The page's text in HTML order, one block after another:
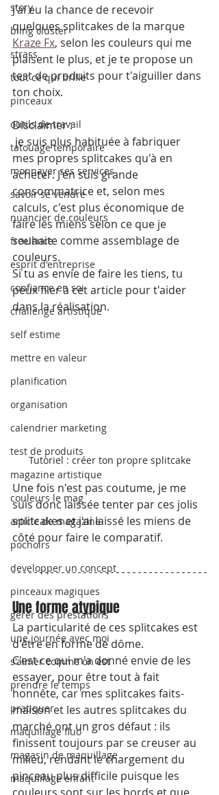
story
bling cluster
strass
tout ce qui brille
pinceaux
outils de travail
tatouage temporaire
monnayer ses services
savoir se vendre
nuancier de couleurs
freelance
esprit d'entreprise
confiance en soi
challenge artistique
self estime
mettre en valeur
planification
organisation
calendrier marketing
test de produits
magazine artistique
couleurs le mag
article de magazine
pochoirs
developper un concept
pinceaux magiques
gérer des prestations
une journée avec moi
s'aimer comme on est
prendre le temps
pratiquer
maquillage fluo
magasin de maquillage
maquillage enfant
J'ai eu la chance de recevoir
quelques splitcakes de la marque
Kraze Fx, selon les couleurs qui me
plaisent le plus, et je te propose un
test de produits pour t'aiguiller dans
ton choix.
Disclaimer :
mes propres splitcakes qu'à en
acheter. J'en suis grande
consommatrice et, selon mes
calculs, c'est plus économique de
faire les miens selon ce que je
souhaite comme assemblage de
couleurs.
Si tu as envie de faire les tiens, tu
peux filer à cet article pour t'aider
dans la réalisation.
Tutoriel : créer ton propre splitcake
Une fois n'est pas coutume, je me
suis donc laissée tenter par ces jolis
splitcakes et j'ai laissé les miens de
côté pour faire le comparatif.
Une forme atypique
La particularité de ces splitcakes est
d'être en forme de dôme.
C'est ce qui m'a donné envie de les
essayer, pour être tout à fait
honnête, car mes splitcakes faits-
maison et les autres splitcakes du
marché ont un gros défaut : ils
finissent toujours par se creuser au
milieu, rendant le chargement du
pinceau plus difficile puisque les
couleurs sont sur les bords et que